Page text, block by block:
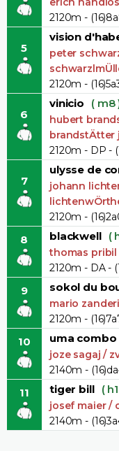
2120m -
5
vision
peter
2120m -
6
vinicio ( m8
hubert
brandstÄtter
2120m - DP -
7
ulysse de
johann
2120m -
8 blackwell (
thomas
2120m - DA -
9 sokol du
mario
2120m -
10 uma combo
joze sagaj /
2140m -
11 tiger bill (
josef maier /
2140m -